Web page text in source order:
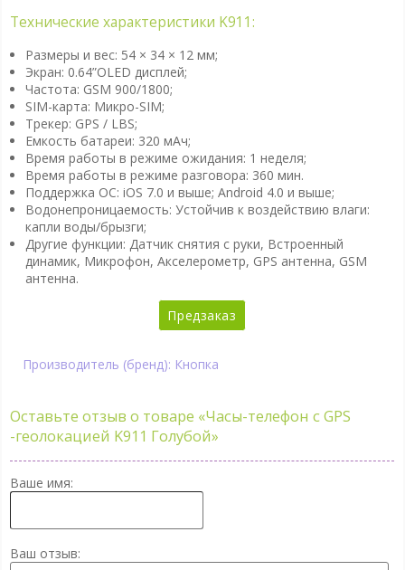
Технические характеристики K911:
Размеры и вес: 54 × 34 × 12 мм;
Экран: 0.64”OLED дисплей;
Частота: GSM 900/1800;
SIМ-карта: Микро-SIM;
Трекер: GPS / LBS;
Емкость батареи: 320 мАч;
Время работы в режиме ожидания: 1 неделя;
Время работы в режиме разговора: 360 мин.
Поддержка ОС: iOS 7.0 и выше; Android 4.0 и выше;
Водонепроницаемость: Устойчив к воздействию влаги:
капли воды/брызги;
Другие функции: Датчик снятия с руки, Встроенный
динамик, Микрофон, Акселерометр, GPS антенна, GSM
антенна.
Предзаказ
Производитель (бренд): Кнопка
Оставьте отзыв о товаре «Часы-телефон с GPS
-геолокацией K911 Голубой»
Ваше имя:
Ваш отзыв: